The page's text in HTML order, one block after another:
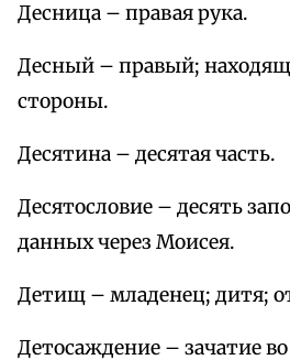
Десница – правая рука.
Десный – правый;
стороны.
Десятина – десятая часть.
Десятословие – десять
данных через Моисея.
Детищ – младенец; дитя;
Детосаждение – зачатие